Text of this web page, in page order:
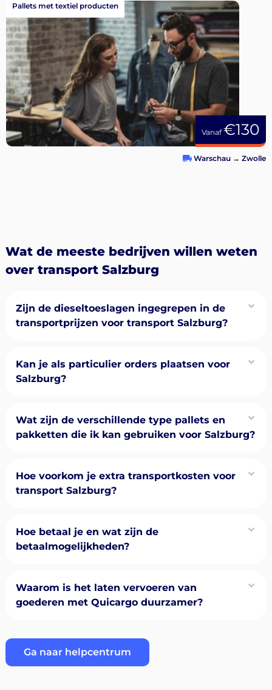
Vanaf€130
Pallets met textiel producten
Warschau → Zwolle
Wat de meeste bedrijven willen weten
over transport Salzburg
Zijn de dieseltoeslagen ingegrepen in de
transportprijzen voor transport Salzburg?
Kan je als particulier orders plaatsen voor
Salzburg?
Wat zijn de verschillende type pallets en
pakketten die ik kan gebruiken voor Salzburg?
Hoe voorkom je extra transportkosten voor
transport Salzburg?
Hoe betaal je en wat zijn de
betaalmogelijkheden?
Waarom is het laten vervoeren van
goederen met Quicargo duurzamer?
Ga naar helpcentrum